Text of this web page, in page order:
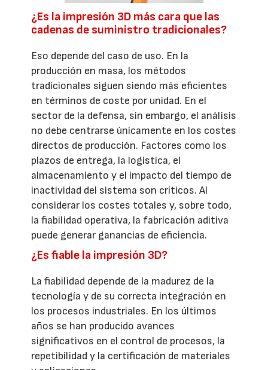
¿Es la impresión 3D más cara que las
cadenas de suministro tradicionales?
Eso depende del caso de uso. En la
producción en masa, los métodos
tradicionales siguen siendo más eficientes
en términos de coste por unidad. En el
sector de la defensa, sin embargo, el análisis
no debe centrarse únicamente en los costes
directos de producción. Factores como los
plazos de entrega, la logística, el
almacenamiento y el impacto del tiempo de
inactividad del sistema son críticos. Al
considerar los costes totales y, sobre todo,
la fiabilidad operativa, la fabricación aditiva
puede generar ganancias de eficiencia.
¿Es fiable la impresión 3D?
La fiabilidad depende de la madurez de la
tecnología y de su correcta integración en
los procesos industriales. En los últimos
años se han producido avances
significativos en el control de procesos, la
repetibilidad y la certificación de materiales